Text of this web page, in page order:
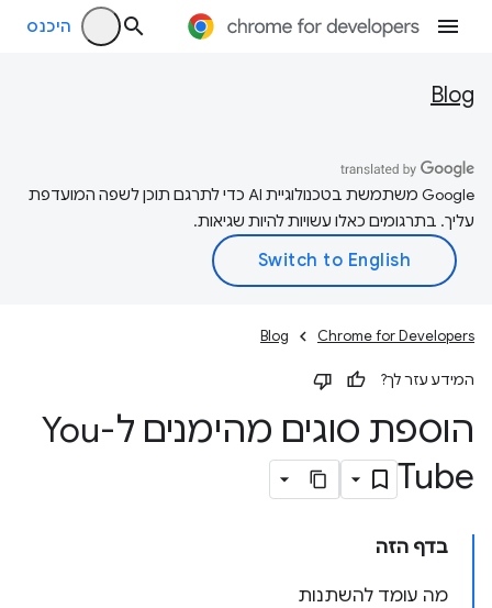
היכנס
Blog
‫Google משתמשת בטכנולוגיית AI כדי לתרגם תוכן לשפה המועדפת
עליך. בתרגומים כאלו עשויות להיות שגיאות.
Chrome for Developers
Blog
המידע עזר לך?
הוספת סוגים מהימנים ל-You
Tube
בדף הזה
מה עומד להשתנות